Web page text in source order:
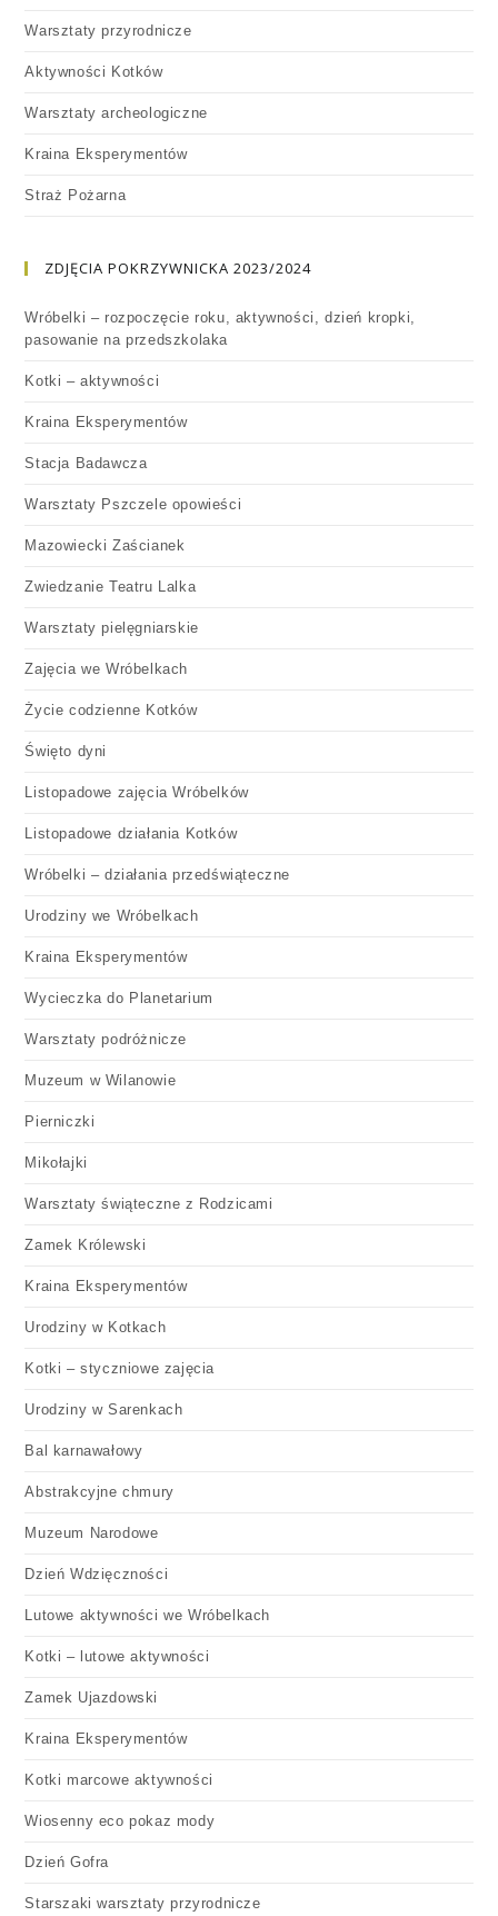
Warsztaty przyrodnicze
Aktywności Kotków
Warsztaty archeologiczne
Kraina Eksperymentów
Straż Pożarna
ZDJĘCIA POKRZYWNICKA 2023/2024
Wróbelki – rozpoczęcie roku, aktywności, dzień kropki,
pasowanie na przedszkolaka
Kotki – aktywności
Kraina Eksperymentów
Stacja Badawcza
Warsztaty Pszczele opowieści
Mazowiecki Zaścianek
Zwiedzanie Teatru Lalka
Warsztaty pielęgniarskie
Zajęcia we Wróbelkach
Życie codzienne Kotków
Święto dyni
Listopadowe zajęcia Wróbelków
Listopadowe działania Kotków
Wróbelki – działania przedświąteczne
Urodziny we Wróbelkach
Kraina Eksperymentów
Wycieczka do Planetarium
Warsztaty podróżnicze
Muzeum w Wilanowie
Pierniczki
Mikołajki
Warsztaty świąteczne z Rodzicami
Zamek Królewski
Kraina Eksperymentów
Urodziny w Kotkach
Kotki – styczniowe zajęcia
Urodziny w Sarenkach
Bal karnawałowy
Abstrakcyjne chmury
Muzeum Narodowe
Dzień Wdzięczności
Lutowe aktywności we Wróbelkach
Kotki – lutowe aktywności
Zamek Ujazdowski
Kraina Eksperymentów
Kotki marcowe aktywności
Wiosenny eco pokaz mody
Dzień Gofra
Starszaki warsztaty przyrodnicze